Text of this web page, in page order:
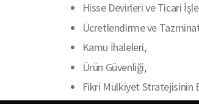
Hisse Devirleri ve Ticari
Ücretlendirme ve
Kamu İhaleleri,
Ürün Güvenliği,
Fikri Mülkiyet Stratejisinin